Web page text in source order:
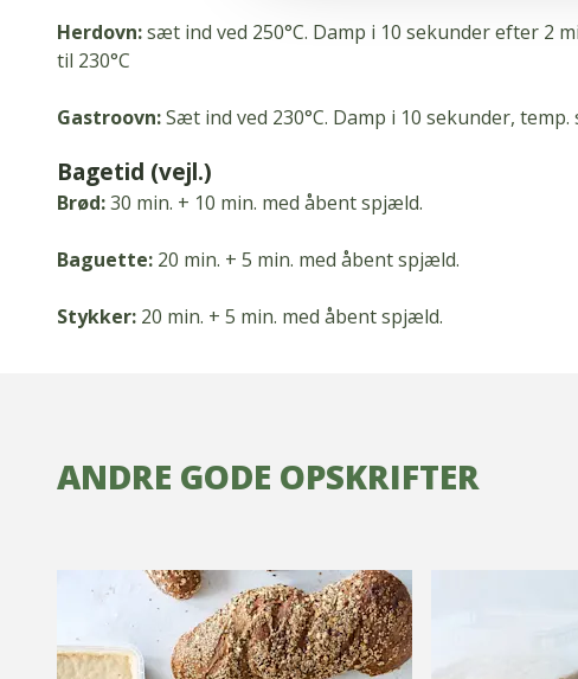
Herdovn:sæt ind ved 250°C. Damp i 10 sekunder efter 2
til 230°C
Gastroovn:Sæt ind ved 230°C. Damp i 10 sekunder, temp.
Bagetid (vejl.)
Brød:30 min. + 10 min. med åbent spjæld.
Baguette: 20 min. + 5 min. med åbent spjæld.
Stykker: 20 min. + 5 min. med åbent spjæld.
ANDRE GODE OPSKRIFTER